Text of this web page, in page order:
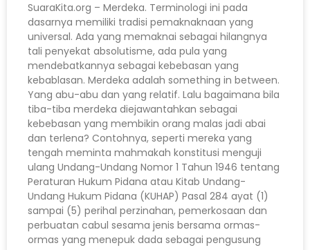
SuaraKita.org – Merdeka. Terminologi ini pada
dasarnya memiliki tradisi pemaknaknaan yang
universal. Ada yang memaknai sebagai hilangnya
tali penyekat absolutisme, ada pula yang
mendebatkannya sebagai kebebasan yang
kebablasan. Merdeka adalah something in between.
Yang abu-abu dan yang relatif. Lalu bagaimana bila
tiba-tiba merdeka diejawantahkan sebagai
kebebasan yang membikin orang malas jadi abai
dan terlena? Contohnya, seperti mereka yang
tengah meminta mahmakah konstitusi menguji
ulang Undang-Undang Nomor 1 Tahun 1946 tentang
Peraturan Hukum Pidana atau Kitab Undang-
Undang Hukum Pidana (KUHAP) Pasal 284 ayat (1)
sampai (5) perihal perzinahan, pemerkosaan dan
perbuatan cabul sesama jenis bersama ormas-
ormas yang menepuk dada sebagai pengusung